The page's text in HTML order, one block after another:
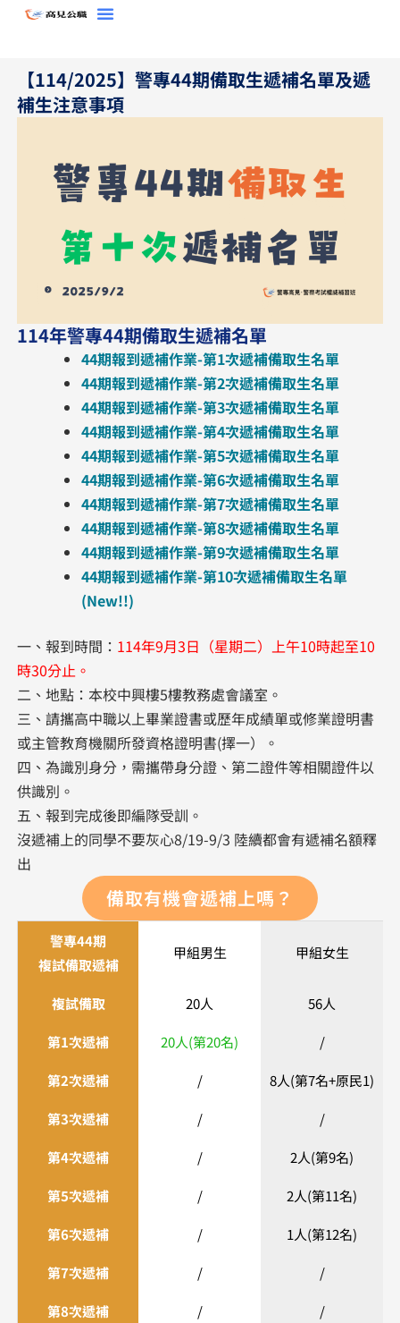
【114/2025】警專44期備取生遞補名單及遞
補生注意事項
114年警專44期備取生遞補名單
44期報到遞補作業-第1次遞補備取生名單
44期報到遞補作業-第2次遞補備取生名單
44期報到遞補作業-第3次遞補備取生名單
44期報到遞補作業-第4次遞補備取生名單
44期報到遞補作業-第5次遞補備取生名單
44期報到遞補作業-第6次遞補備取生名單
44期報到遞補作業-第7次遞補備取生名單
44期報到遞補作業-第8次遞補備取生名單
44期報到遞補作業-第9次遞補備取生名單
44期報到遞補作業-第10次遞補備取生名單
(New!!)
一、報到時間： 114年9月3日（星期二）上午10時起至10
時30分止。
二、地點：本校中興樓5樓教務處會議室。
三、請攜高中職以上畢業證書或歷年成績單或修業證明書
或主管教育機關所發資格證明書(擇一）。
四、為識別身分，需攜帶身分證、第二證件等相關證件以
供識別。
五、報到完成後即編隊受訓。
沒遞補上的同學不要灰心8/19-9/3 陸續都會有遞補名額釋
出
備取有機會遞補上嗎？
警專44期
複試備取遞補
甲組男生 甲組女生
複試備取 20人 56人
第1次遞補 20人(第20名) /
第2次遞補 / 8人(第7名+原民1)
第3次遞補 / /
第4次遞補 / 2人(第9名)
第5次遞補 / 2人(第11名)
第6次遞補 / 1人(第12名)
第7次遞補 / /
第8次遞補 / /